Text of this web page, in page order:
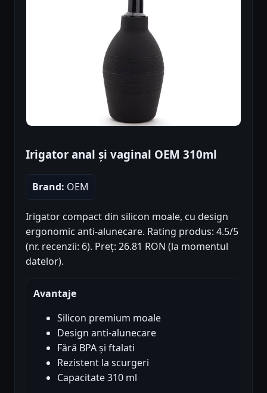
Irigator anal și vaginal OEM 310ml
Brand: OEM
Irigator compact din silicon moale, cu design
ergonomic anti-alunecare. Rating produs: 4.5/5
(nr. recenzii: 6). Preț: 26.81 RON (la momentul
datelor).
Avantaje
Silicon premium moale
Design anti-alunecare
Fără BPA și ftalati
Rezistent la scurgeri
Capacitate 310 ml